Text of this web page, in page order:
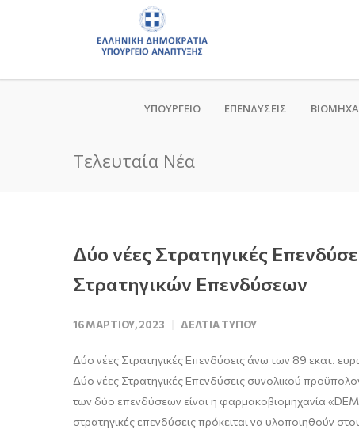
ΥΠΟΥΡΓΕΙΟ ΕΠΕΝΔΥΣΕΙΣ
Τελευταία Νέα
Δύο νέες Στρατηγικές
Στρατηγικών Επενδύσεων
16 ΜΑΡΤΊΟΥ, 2023 ΔΕΛΤΊΑ ΤΎΠΟΥ
Δύο νέες Στρατηγικές Επενδύσεις άνω των 89 εκατ.
Δύο νέες Στρατηγικές Επενδύσεις συνολικού
των δύο επενδύσεων είναι η φαρμακοβιομηχανία
στρατηγικές επενδύσεις πρόκειται να υλοποιηθούν